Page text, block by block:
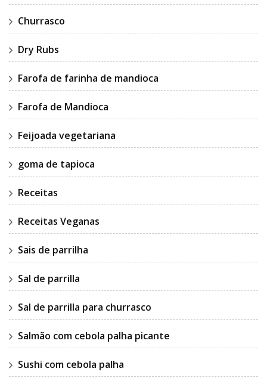
Churrasco
Dry Rubs
Farofa de farinha de mandioca
Farofa de Mandioca
Feijoada vegetariana
goma de tapioca
Receitas
Receitas Veganas
Sais de parrilha
Sal de parrilla
Sal de parrilla para churrasco
Salmão com cebola palha picante
Sushi com cebola palha